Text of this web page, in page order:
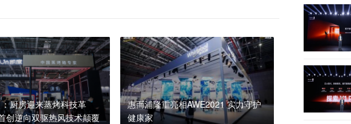
厨房迎来蒸烤科技革
创逆向双驱热风技术颠覆
惠而浦隆重亮相AWE2021 实力守护
健康家